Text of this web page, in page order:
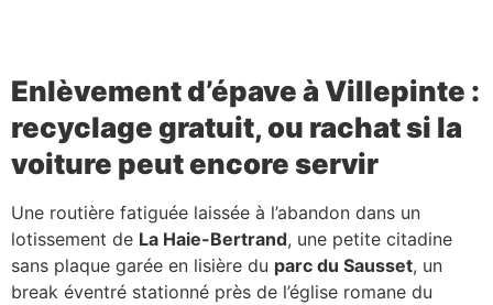
Enlèvement d’épave à Villepinte :
recyclage gratuit, ou rachat si la
voiture peut encore servir
Une routière fatiguée laissée à l’abandon dans un
lotissement de La Haie-Bertrand, une petite citadine
sans plaque garée en lisière du parc du Sausset, un
break éventré stationné près de l’église romane du